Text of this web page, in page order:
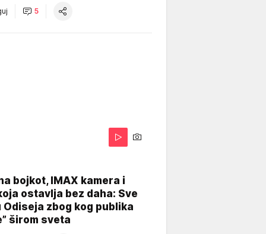
5
bojkot, IMAX kamera i
ostavlja bez daha: Sve
Odiseja zbog kog publika
širom sveta